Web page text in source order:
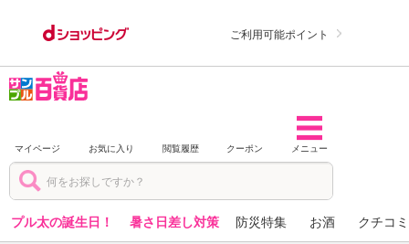
ご利用可能ポイント
マイページ お気に入り 閲覧履歴 クーポン メニュー
プル太の誕生日！ 暑さ日差し対策 防災特集 お酒 クチコ